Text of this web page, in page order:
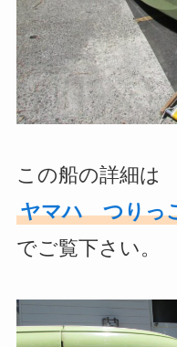
この船の詳細
ヤマハ つりっ
でご覧下さい。